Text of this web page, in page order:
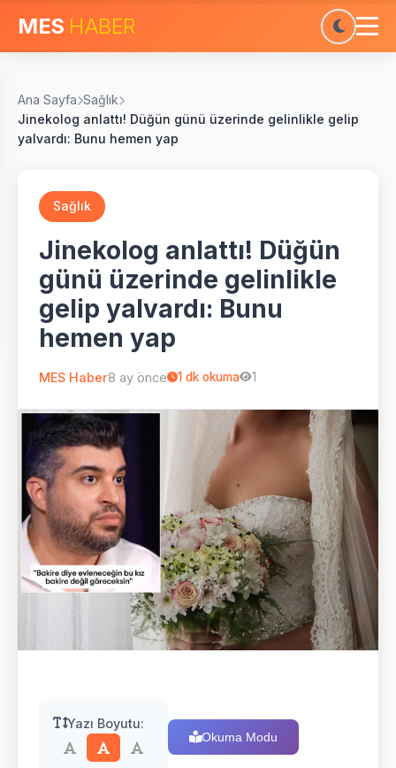
MES HABER
Ana Sayfa Sağlık
Jinekolog anlattı! Düğün günü üzerinde gelinlikle gelip
yalvardı: Bunu hemen yap
Sağlık
Jinekolog anlattı! Düğün
günü üzerinde gelinlikle
gelip yalvardı: Bunu
hemen yap
MES Haber8 ay önce 1 dk okuma 1
Yazı Boyutu:
Okuma Modu